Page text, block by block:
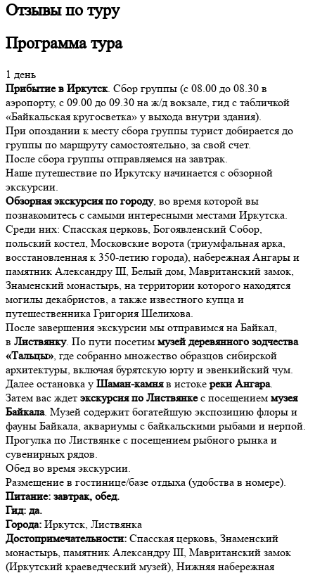
Отзывы по туру
Программа тура
1 день
Прибытие в Иркутск. Сбор группы (с 08.00 до 08.30 в
аэропорту, с 09.00 до 09.30 на ж/д вокзале, гид с табличкой
«Байкальская кругосветка» у выхода внутри здания).
При опоздании к месту сбора группы турист добирается до
группы по маршруту самостоятельно, за свой счет.
После сбора группы отправляемся на завтрак.
Наше путешествие по Иркутску начинается с обзорной
экскурсии.
Обзорная экскурсия по городу, во время которой вы
познакомитесь с самыми интересными местами Иркутска.
Среди них: Спасская церковь, Богоявленский Собор,
польский костел, Московские ворота (триумфальная арка,
восстановленная к 350-летию города), набережная Ангары и
памятник Александру III, Белый дом, Мавританский замок,
Знаменский монастырь, на территории которого находятся
могилы декабристов, а также известного купца и
путешественника Григория Шелихова.
После завершения экскурсии мы отправимся на Байкал,
в Листвянку. По пути посетим музей деревянного зодчества
«Тальцы», где собранно множество образцов сибирской
архитектуры, включая бурятскую юрту и эвенкийский чум.
Далее остановка у Шаман-камняв истоке реки Ангара.
Затем вас ждет экскурсия по Листвянкес посещением музея
Байкала. Музей содержит богатейшую экспозицию флоры и
фауны Байкала, аквариумы с байкальскими рыбами и нерпой.
Прогулка по Листвянке с посещением рыбного рынка и
сувенирных рядов.
Обед во время экскурсии.
Размещение в гостинице/базе отдыха (удобства в номере).
Питание: завтрак, обед.
Гид: да.
Города: Иркутск, Листвянка
Достопримечательности: Спасская церковь, Знаменский
монастырь, памятник Александру III, Мавританский замок
(Иркутский краеведческий музей), Нижняя набережная